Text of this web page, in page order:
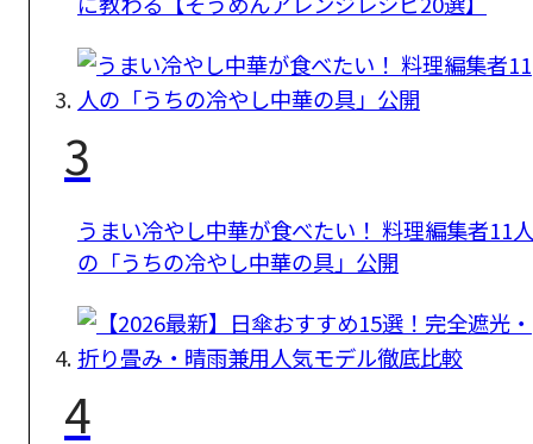
3
うまい冷やし中華が食べたい！ 料理編集者11人
の「うちの冷やし中華の具」公開
4